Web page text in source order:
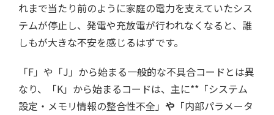
れまで当たり前のように家庭の電力を支えていたシス
テムが停止し、発電や充放電が行われなくなると、誰
しもが大きな不安を感じるはずです。
「F」や「J」から始まる一般的な不具合コードとは異
なり、「K」から始まるコードは、主に**「システム
設定・メモリ情報の整合性不全」 や 「内部パラメータ